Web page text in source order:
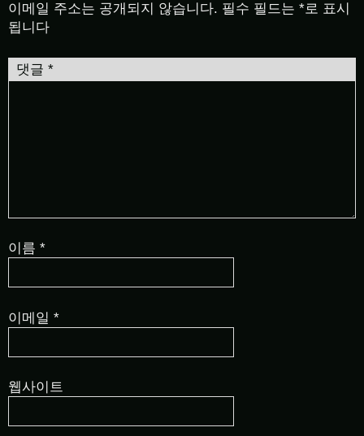
이메일 주소는 공개되지 않습니다. 필수 필드는 *로 표시
됩니다
댓글 *
이름 *
이메일 *
웹사이트